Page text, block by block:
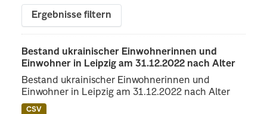
Ergebnisse filtern
Bestand ukrainischer Einwohnerinnen und
Einwohner in Leipzig am 31.12.2022 nach Alter
Bestand ukrainischer Einwohnerinnen und
Einwohner in Leipzig am 31.12.2022 nach Alter
CSV